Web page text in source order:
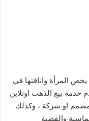
المرأة واناقتها في
خدمة بيع الذهب اونلاين
مصمم او شركة ، وكذلك
والفضية